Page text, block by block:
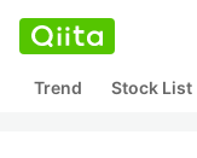
Trend Stock List